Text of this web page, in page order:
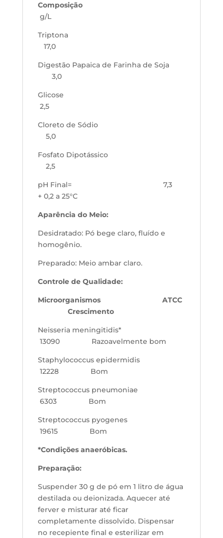
Composição
g/L
Triptona
17,0
Digestão Papaica de Farinha de Soja
3,0
Glicose
2,5
Cloreto de Sódio
5,0
Fosfato Dipotássico
2,5
pH Final= 7,3
+ 0,2 a 25°C
Aparência do Meio:
Desidratado: Pó bege claro, fluído e
homogênio.
Preparado: Meio ambar claro.
Controle de Qualidade:
Microorganismos ATCC
Crescimento
Neisseria meningitidis*
13090
Razoavelmente bom
Staphylococcus epidermidis
12228 Bom
Streptococcus pneumoniae
6303 Bom
Streptococcus pyogenes
19615 Bom
*Condições anaeróbicas.
Preparação:
Suspender 30 g de pó em 1 litro de água
destilada ou deionizada. Aquecer até
ferver e misturar até ficar
completamente dissolvido. Dispensar
no recepiente final e esterilizar em